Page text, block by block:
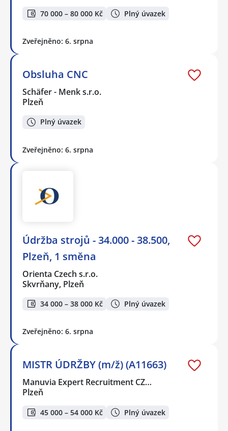
70 000 – 80 000 Kč Plný úvazek
Zveřejněno: 6. srpna
Obsluha CNC
Schäfer - Menk s.r.o.
Plzeň
Plný úvazek
Zveřejněno: 6. srpna
Údržba strojů - 34.000 - 38.500,
Plzeň, 1 směna
Orienta Czech s.r.o.
Skvrňany, Plzeň
34 000 – 38 000 Kč Plný úvazek
Zveřejněno: 6. srpna
MISTR ÚDRŽBY (m/ž) (A11663)
Manuvia Expert Recruitment CZ…
Plzeň
45 000 – 54 000 Kč Plný úvazek